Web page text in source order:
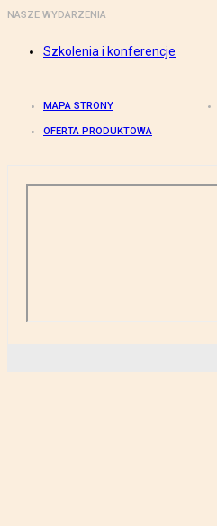
NASZE WYDARZENIA
Szkolenia i konferencje
MAPA STRONY
OFERTA PRODUKTOWA